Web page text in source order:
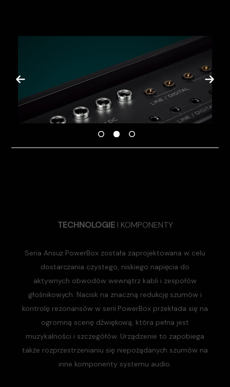
TECHNOLOGIE I KOMPONENTY
Seria Ansuz PowerBox została zaprojektowana w celu
dostarczania czystego, niskiego napięcia do
aktywnych obwodów wewnątrz kabli i zespołów
głośnikowych. Nacisk na znaczną redukcję szumów i
kontrolę rezonansów w serii PowerBox przekłada się na
ogromną scenę dźwiękową, która pełna jest
muzykalności i szczegółów. Urządzenie to zapobiega
także rozprzestrzenianiu się niepożądanych szumów na
inne komponenty systemu audio.